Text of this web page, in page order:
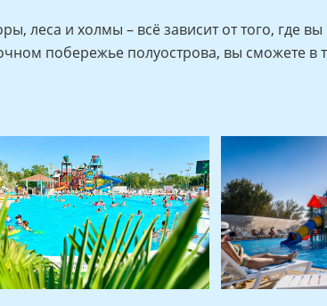
леса и холмы – всё зависит от того, где
побережье полуострова, вы сможете в